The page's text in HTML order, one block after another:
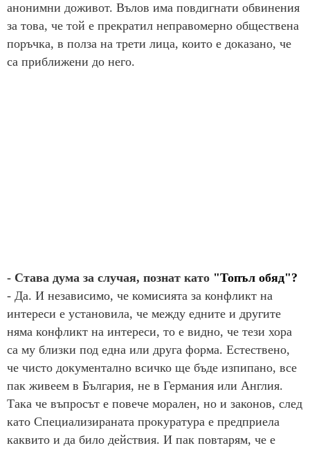
анонимни доживот. Вълов има повдигнати обвинения
за това, че той е прекратил неправомерно обществена
поръчка, в полза на трети лица, които е доказано, че
са приближени до него.
- Става дума за случая, познат като "Топъл обяд"?
- Да. И независимо, че комисията за конфликт на
интереси е установила, че между едните и другите
няма конфликт на интереси, то е видно, че тези хора
са му близки под една или друга форма. Естествено,
че чисто документално всичко ще бъде изпипано, все
пак живеем в България, не в Германия или Англия.
Така че въпросът е повече морален, но и законов, след
като Специализираната прокуратура е предприела
каквито и да било действия. И пак повтарям, че е